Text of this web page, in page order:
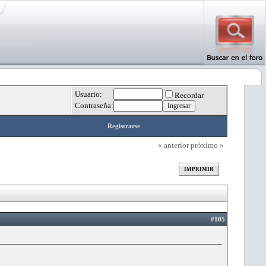
Usuario:
Recordar
Contraseña:
Registrarse
« anterior próximo »
IMPRIMIR
#105